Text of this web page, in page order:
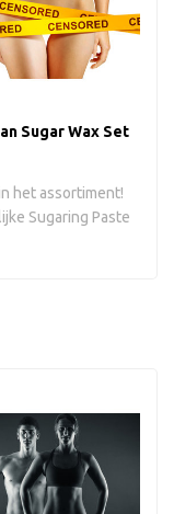
Sugar Wax Set
het assortiment!
Sugaring Paste